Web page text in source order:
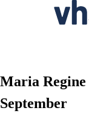
Maria Regine
September